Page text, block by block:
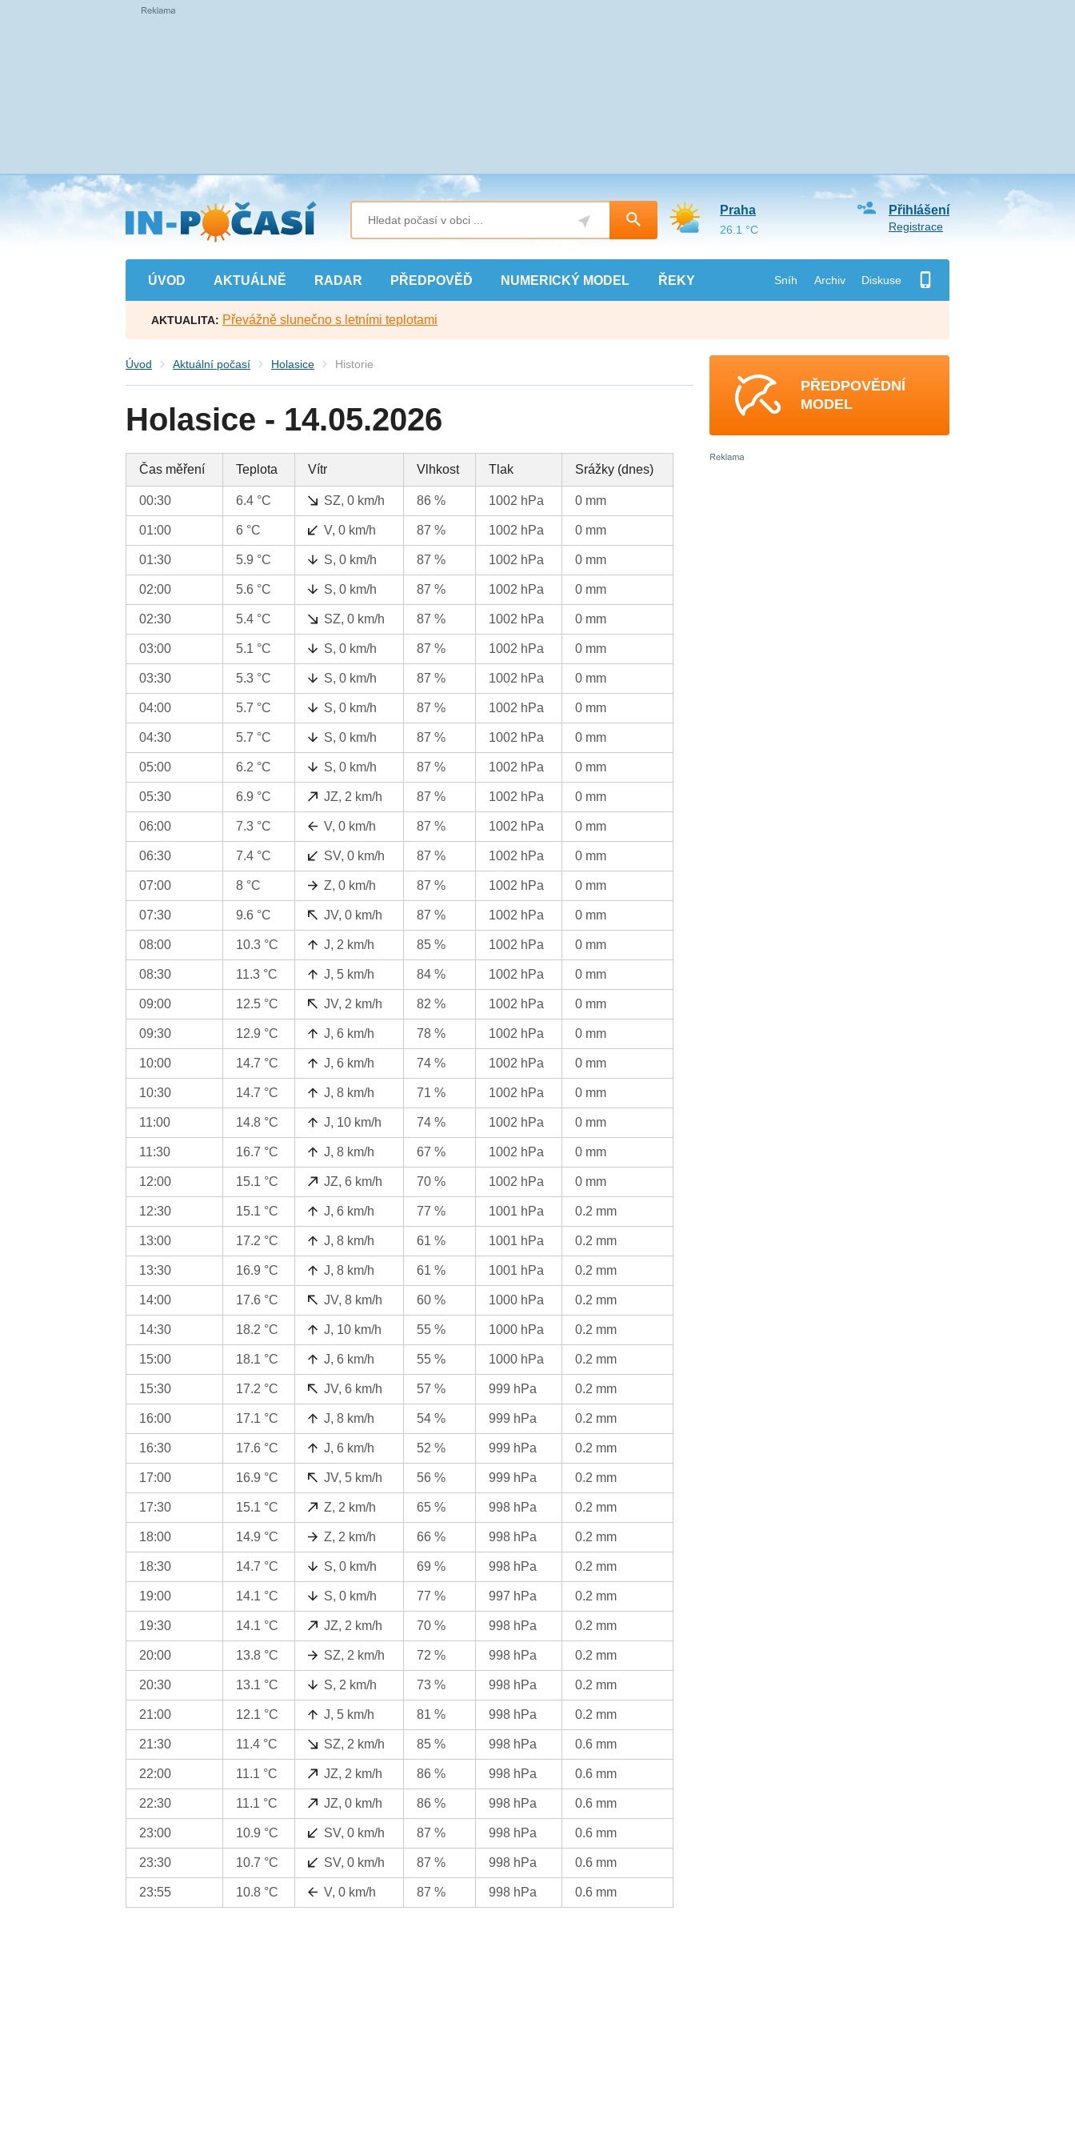
Přejít
na
hlavní
obsah
ÚVOD AKTUÁLNĚ RADAR PŘEDPOVĚĎ NUMERICKÝ MODEL ŘEKY Sníh Archiv Diskuse
Přihlášení
Registrace
Praha
26.1 °C
AKTUALITA: Převážně slunečno s letními teplotami
Úvod Aktuální počasí Holasice Historie
Holasice - 14.05.2026
Čas měření Teplota Vítr Vlhkost Tlak Srážky (dnes)
00:30 6.4 °C SZ, 0 km/h 86 % 1002 hPa 0 mm
01:00 6 °C V, 0 km/h 87 % 1002 hPa 0 mm
01:30 5.9 °C S, 0 km/h 87 % 1002 hPa 0 mm
02:00 5.6 °C S, 0 km/h 87 % 1002 hPa 0 mm
02:30 5.4 °C SZ, 0 km/h 87 % 1002 hPa 0 mm
03:00 5.1 °C S, 0 km/h 87 % 1002 hPa 0 mm
03:30 5.3 °C S, 0 km/h 87 % 1002 hPa 0 mm
04:00 5.7 °C S, 0 km/h 87 % 1002 hPa 0 mm
04:30 5.7 °C S, 0 km/h 87 % 1002 hPa 0 mm
05:00 6.2 °C S, 0 km/h 87 % 1002 hPa 0 mm
05:30 6.9 °C JZ, 2 km/h 87 % 1002 hPa 0 mm
06:00 7.3 °C V, 0 km/h 87 % 1002 hPa 0 mm
06:30 7.4 °C SV, 0 km/h 87 % 1002 hPa 0 mm
07:00 8 °C Z, 0 km/h 87 % 1002 hPa 0 mm
07:30 9.6 °C JV, 0 km/h 87 % 1002 hPa 0 mm
08:00 10.3 °C J, 2 km/h 85 % 1002 hPa 0 mm
08:30 11.3 °C J, 5 km/h 84 % 1002 hPa 0 mm
09:00 12.5 °C JV, 2 km/h 82 % 1002 hPa 0 mm
09:30 12.9 °C J, 6 km/h 78 % 1002 hPa 0 mm
10:00 14.7 °C J, 6 km/h 74 % 1002 hPa 0 mm
10:30 14.7 °C J, 8 km/h 71 % 1002 hPa 0 mm
11:00 14.8 °C J, 10 km/h 74 % 1002 hPa 0 mm
11:30 16.7 °C J, 8 km/h 67 % 1002 hPa 0 mm
12:00 15.1 °C JZ, 6 km/h 70 % 1002 hPa 0 mm
12:30 15.1 °C J, 6 km/h 77 % 1001 hPa 0.2 mm
13:00 17.2 °C J, 8 km/h 61 % 1001 hPa 0.2 mm
13:30 16.9 °C J, 8 km/h 61 % 1001 hPa 0.2 mm
14:00 17.6 °C JV, 8 km/h 60 % 1000 hPa 0.2 mm
14:30 18.2 °C J, 10 km/h 55 % 1000 hPa 0.2 mm
15:00 18.1 °C J, 6 km/h 55 % 1000 hPa 0.2 mm
15:30 17.2 °C JV, 6 km/h 57 % 999 hPa 0.2 mm
16:00 17.1 °C J, 8 km/h 54 % 999 hPa 0.2 mm
16:30 17.6 °C J, 6 km/h 52 % 999 hPa 0.2 mm
17:00 16.9 °C JV, 5 km/h 56 % 999 hPa 0.2 mm
17:30 15.1 °C Z, 2 km/h 65 % 998 hPa 0.2 mm
18:00 14.9 °C Z, 2 km/h 66 % 998 hPa 0.2 mm
18:30 14.7 °C S, 0 km/h 69 % 998 hPa 0.2 mm
19:00 14.1 °C S, 0 km/h 77 % 997 hPa 0.2 mm
19:30 14.1 °C JZ, 2 km/h 70 % 998 hPa 0.2 mm
20:00 13.8 °C SZ, 2 km/h 72 % 998 hPa 0.2 mm
20:30 13.1 °C S, 2 km/h 73 % 998 hPa 0.2 mm
21:00 12.1 °C J, 5 km/h 81 % 998 hPa 0.2 mm
21:30 11.4 °C SZ, 2 km/h 85 % 998 hPa 0.6 mm
22:00 11.1 °C JZ, 2 km/h 86 % 998 hPa 0.6 mm
22:30 11.1 °C JZ, 0 km/h 86 % 998 hPa 0.6 mm
23:00 10.9 °C SV, 0 km/h 87 % 998 hPa 0.6 mm
23:30 10.7 °C SV, 0 km/h 87 % 998 hPa 0.6 mm
23:55 10.8 °C V, 0 km/h 87 % 998 hPa 0.6 mm
PŘEDPOVĚDNÍ
MODEL